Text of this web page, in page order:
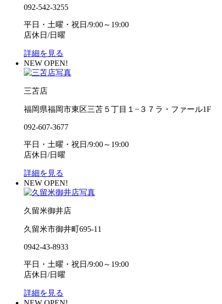
092-542-3255
平日・土曜・祝日/9:00～19:00
店休日/日曜
詳細を見る
NEW OPEN!
三苫店
福岡県福岡市東区三苫５丁目１−３７ラ・ファール1F
092-607-3677
平日・土曜・祝日/9:00～19:00
店休日/日曜
詳細を見る
NEW OPEN!
久留米御井店
久留米市御井町695-11
0942-43-8933
平日・土曜・祝日/9:00～19:00
店休日/日曜
詳細を見る